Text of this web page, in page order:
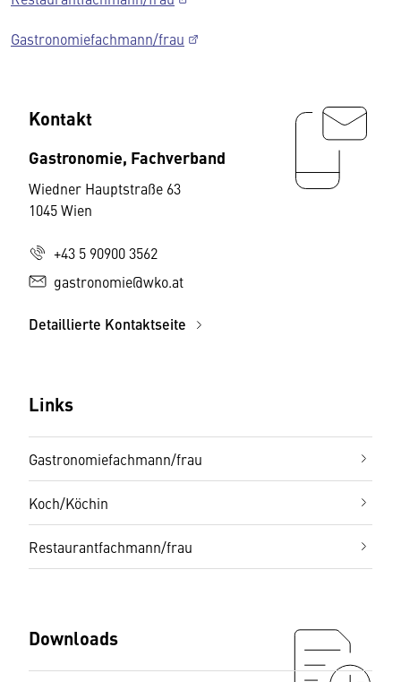
Gastronomiefachmann/frau
Kontakt
Gastronomie, Fachverband
Wiedner Hauptstraße 63
1045 Wien
+43 5 90900 3562
gastronomie@wko.at
Detaillierte Kontaktseite
Links
Gastronomiefachmann/frau
Koch/Köchin
Restaurantfachmann/frau
Downloads